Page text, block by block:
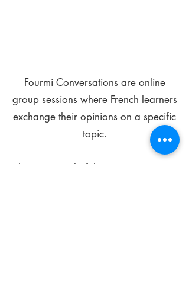
Fourmi Conversations are online
group sessions where French learners
exchange their opinions on a specific
topic.
The main goal of these meetings is to